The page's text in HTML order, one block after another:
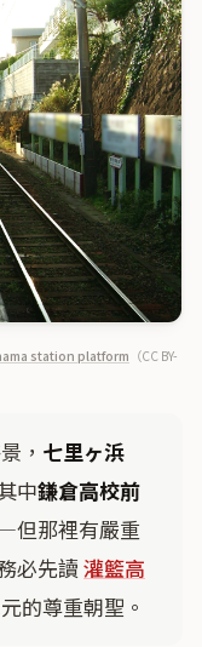
station platform （CC BY-
， 七里ヶ浜
中鎌倉高校前
但那裡有嚴重
必先讀 灌籃高
的尊重朝聖。